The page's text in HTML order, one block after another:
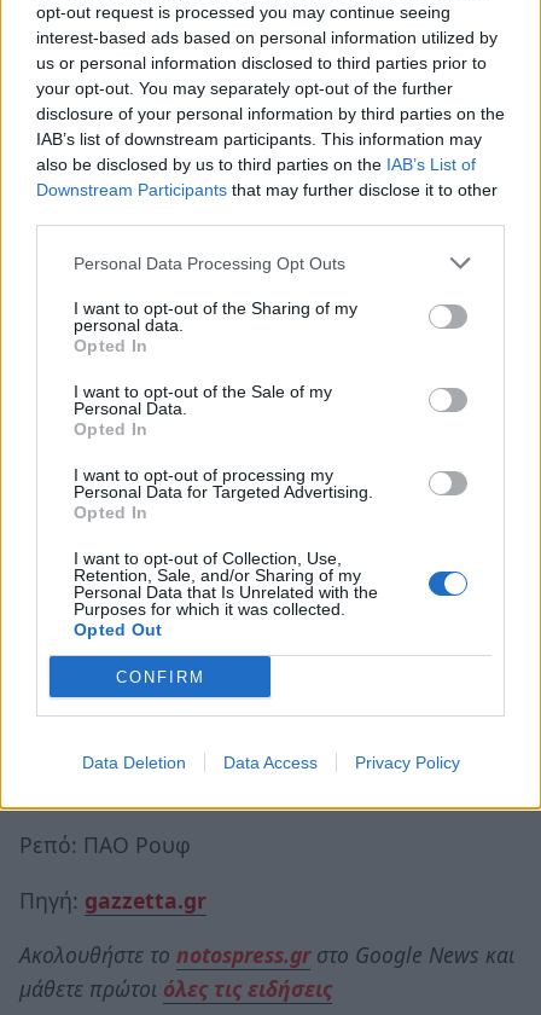
opt-out request is processed you may continue seeing
interest-based ads based on personal information utilized by
us or personal information disclosed to third parties prior to
your opt-out. You may separately opt-out of the further
disclosure of your personal information by third parties on the
IAB’s list of downstream participants. This information may
also be disclosed by us to third parties on the IAB’s List of
Downstream Participants that may further disclose it to other
Personal Data Processing Opt Outs
I want to opt-out of the Sharing of my
personal data.
Opted In
I want to opt-out of the Sale of my
Personal Data.
Opted In
I want to opt-out of processing my
Personal Data for Targeted Advertising.
Opted In
I want to opt-out of Collection, Use,
Retention, Sale, and/or Sharing of my
Personal Data that Is Unrelated with the
Purposes for which it was collected.
Opted Out
CONFIRM
Data Deletion Data Access Privacy Policy
9. Ολυμπιακός 14 (10 ματς)
10. Αιγάλεω 12 (11 ματς)
11. Προοδευτική 10 (12 ματς)
------------------------------
12. ΑΕΚ Β' 8 (11 ματς)
13. Επισκοπή 2 (10 ματς)
14. Ηρόδοτος 0 (10 ματς)
15. ΠΑΟ Ρουφ 0 (11 ματς)
Επόμενη αγωνιστική (14η)
Παρασκευή 3/2
Καλαμάτα - Κηφισιά
Σάββατο 4/2
Επισκοπή - ΑΕΚ Β'
Κυριακή 5/2
Αιγάλεω - Καλλιθέα
Ηλιούπολη - Προοδευτική
Χανιά - Ηρόδοτος
Δευτέρα 6/2
Ρεπό: ΠΑΟ Ρουφ
Πηγή: gazzetta.gr
Ακολουθήστε το notospress.grστο Google News και
μάθετε πρώτοι όλες τις ειδήσεις